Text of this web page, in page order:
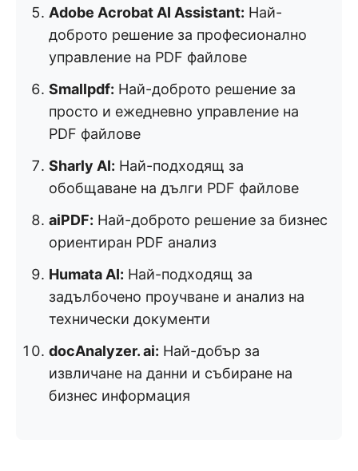
Adobe Acrobat AI Assistant: Най-
доброто решение за професионално
управление на PDF файлове
Smallpdf: Най-доброто решение за
просто и ежедневно управление на
PDF файлове
Sharly AI: Най-подходящ за
обобщаване на дълги PDF файлове
aiPDF: Най-доброто решение за бизнес
ориентиран PDF анализ
Humata AI: Най-подходящ за
задълбочено проучване и анализ на
технически документи
docAnalyzer. ai: Най-добър за
извличане на данни и събиране на
бизнес информация